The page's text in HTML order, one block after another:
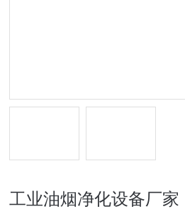
工业油烟净化设备厂家